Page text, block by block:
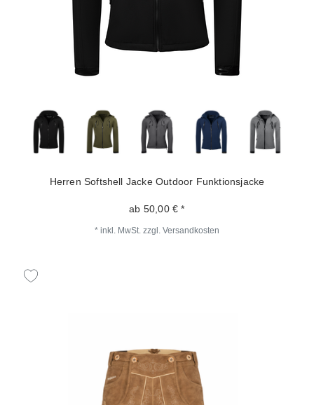
Herren Softshell Jacke Outdoor Funktionsjacke
ab 50,00 € *
* inkl. MwSt. zzgl. Versandkosten